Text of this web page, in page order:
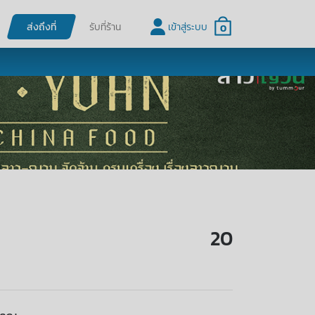
เข้าสู่ระบบ 0
ส่งถึงที่ รับที่ร้าน
20